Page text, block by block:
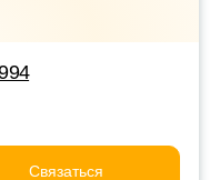
Связаться